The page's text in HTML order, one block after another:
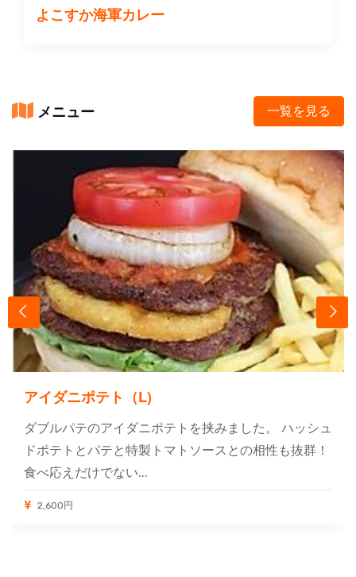
よこすか海軍カレー
メニュー 一覧を見る
アイダニポテト（L)
ダブルパテのアイダニポテトを挟みました。 ハッシュ
ドポテトとパテと特製トマトソースとの相性も抜群！
食べ応えだけでない...
2,600円